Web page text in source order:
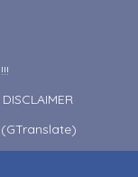
DISCLAIMER
(GTranslate)